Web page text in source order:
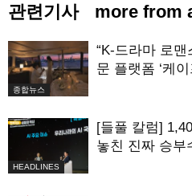
관련기사 more from
종합뉴스
“K-드라마 로맨
문 플랫폼 ‘케
HEADLINES
[들풀 칼럼]
놓친 진짜 승부